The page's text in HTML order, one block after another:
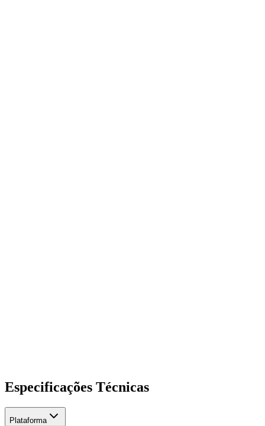
Especificações Técnicas
Plataforma